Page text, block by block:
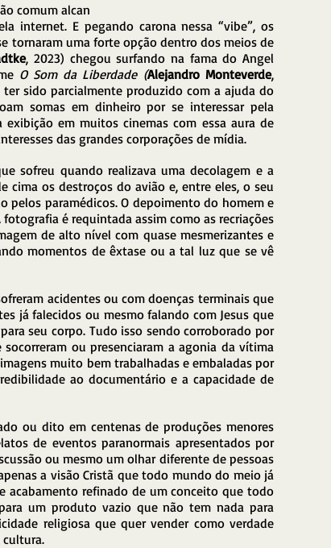
comum alcan
internet. E pegando carona nessa “vibe”, os
tornaram uma forte opção dentro dos meios de
, 2023) chegou surfando na fama do Angel
O Som da Liberdade (Alejandro Monteverde,
sido parcialmente produzido com a ajuda do
somas em dinheiro por se interessar pela
em muitos cinemas com essa aura de
das grandes corporações de mídia.
sofreu quando realizava uma decolagem e a
cima os destroços do avião e, entre eles, o seu
pelos paramédicos. O depoimento do homem e
é requintada assim como as recriações
de alto nível com quase mesmerizantes e
momentos de êxtase ou a tal luz que se vê
acidentes ou com doenças terminais que
já falecidos ou mesmo falando com Jesus que
seu corpo. Tudo isso sendo corroborado por
ou presenciaram a agonia da vítima
muito bem trabalhadas e embaladas por
ao documentário e a capacidade de
ou dito em centenas de produções menores
de eventos paranormais apresentados por
ou mesmo um olhar diferente de pessoas
a visão Cristã que todo mundo do meio já
acabamento refinado de um conceito que todo
um produto vazio que não tem nada para
religiosa que quer vender como verdade
cultura.